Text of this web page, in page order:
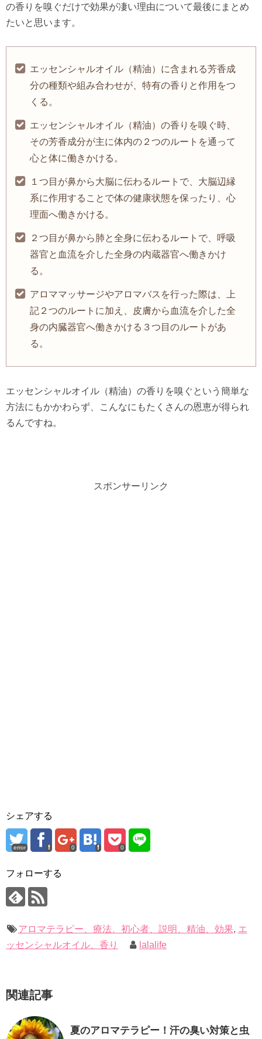
の香りを嗅ぐだけで効果が凄い理由について最後にまとめ
たいと思います。
エッセンシャルオイル（精油）に含まれる芳香成
分の種類や組み合わせが、特有の香りと作用をつ
くる。
エッセンシャルオイル（精油）の香りを嗅ぐ時、
その芳香成分が主に体内の２つのルートを通って
心と体に働きかける。
１つ目が鼻から大脳に伝わるルートで、大脳辺縁
系に作用することで体の健康状態を保ったり、心
理面へ働きかける。
２つ目が鼻から肺と全身に伝わるルートで、呼吸
器官と血流を介した全身の内蔵器官へ働きかけ
る。
アロママッサージやアロマバスを行った際は、上
記２つのルートに加え、皮膚から血流を介した全
身の内臓器官へ働きかける３つ目のルートがあ
る。
エッセンシャルオイル（精油）の香りを嗅ぐという簡単な
方法にもかかわらず、こんなにもたくさんの恩恵が得られ
るんですね。
スポンサーリンク
シェアする
error 0 0
フォローする
アロマテラピー、療法、初心者、説明、精油、効果, エ
ッセンシャルオイル、香り
lalalife
関連記事
夏のアロマテラピー！汗の臭い対策と虫